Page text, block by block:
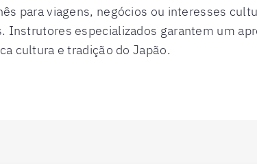
para viagens, negócios ou interesses
Instrutores especializados garantem um
cultura e tradição do Japão.